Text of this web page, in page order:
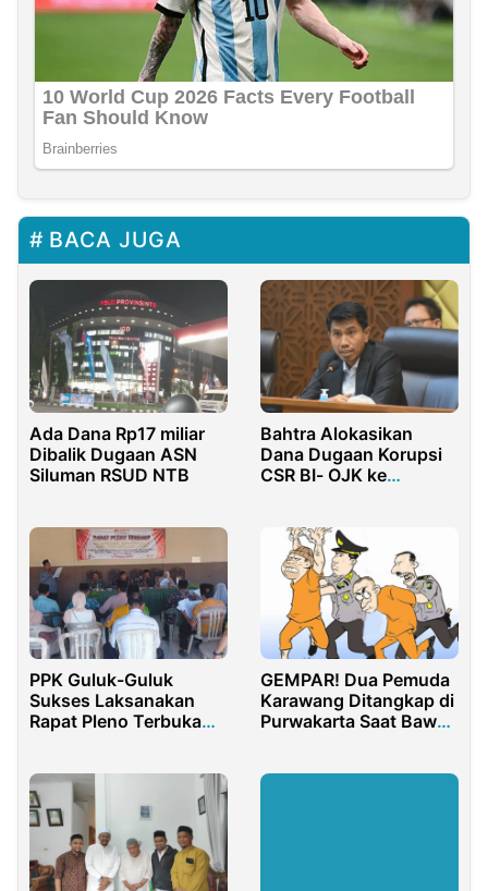
BACA JUGA
Ada Dana Rp17 miliar
Dibalik Dugaan ASN
Siluman RSUD NTB
Bahtra Alokasikan
Dana Dugaan Korupsi
CSR BI- OJK ke
PPK Guluk-Guluk
Sukses Laksanakan
Rapat Pleno Terbuka
GEMPAR! Dua Pemuda
Karawang Ditangkap di
Purwakarta Saat Bawa